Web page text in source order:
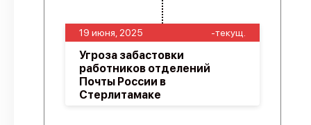
19 июня, 2025 -текущ.
Угроза забастовки
работников отделений
Почты России в
Стерлитамаке